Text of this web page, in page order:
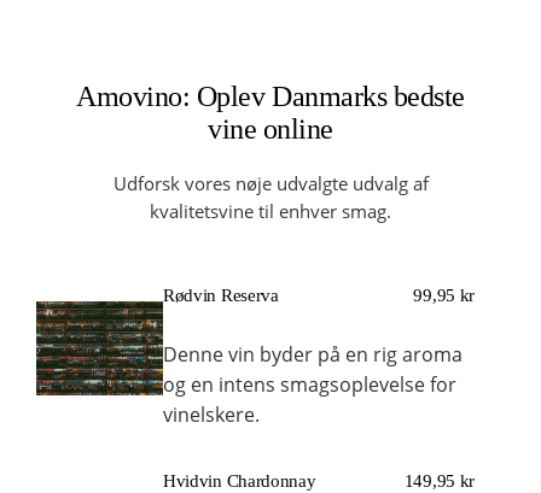
Amovino: Oplev Danmarks bedste
vine online
Udforsk vores nøje udvalgte udvalg af
kvalitetsvine til enhver smag.
Rødvin Reserva 99,95 kr
Denne vin byder på en rig aroma
og en intens smagsoplevelse for
vinelskere.
Hvidvin Chardonnay 149,95 kr